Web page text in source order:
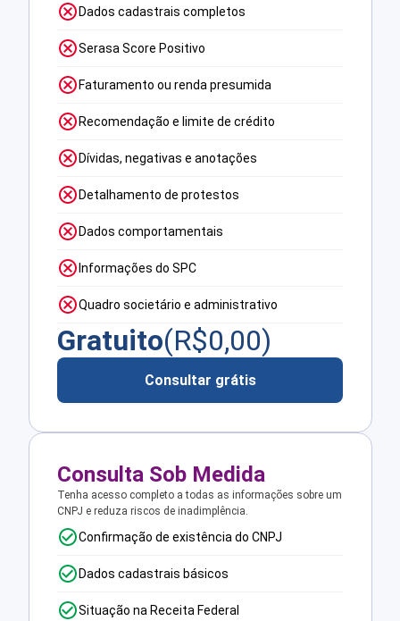
Dados cadastrais completos
Serasa Score Positivo
Faturamento ou renda presumida
Recomendação e limite de crédito
Dívidas, negativas e anotações
Detalhamento de protestos
Dados comportamentais
Informações do SPC
Quadro societário e administrativo
Gratuito(R$0,00)
Consultar grátis
Consulta Sob Medida
Tenha acesso completo a todas as informações sobre um
CNPJ e reduza riscos de inadimplência.
Confirmação de existência do CNPJ
Dados cadastrais básicos
Situação na Receita Federal